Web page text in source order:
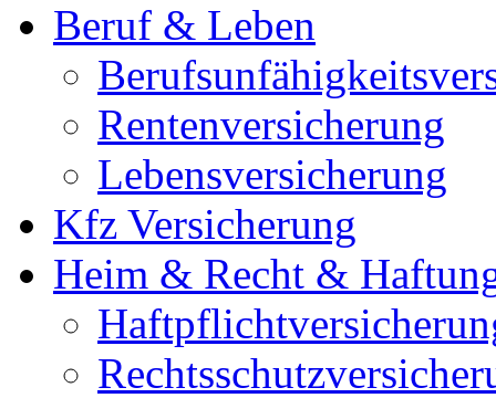
Beruf & Leben
Rentenversicherung
Lebensversicherung
Kfz Versicherung
Heim & Recht &